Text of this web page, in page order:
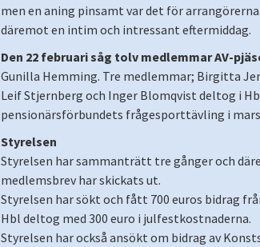
men en aning pinsamt var det för
däremot en intim och intressant eftermiddag.
Den 22 februari såg tolv medlemmar AV-
Gunilla Hemming. Tre medlemmar; Birgitta
Leif Stjernberg och Inger Blomqvist deltog i
pensionärsförbundets frågesporttävling i
Styrelsen
Styrelsen har sammanträtt tre gånger och
medlemsbrev har skickats ut.
Styrelsen har sökt och fått 700 euros bidrag
Hbl deltog med 300 euro i julfestkostnaderna.
Styrelsen har också ansökt om bidrag av